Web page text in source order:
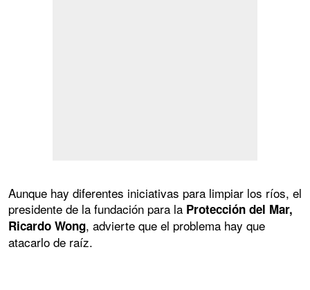
Aunque hay diferentes iniciativas para limpiar los ríos, el
presidente de la fundación para la Protección del Mar,
Ricardo Wong, advierte que el problema hay que
atacarlo de raíz.